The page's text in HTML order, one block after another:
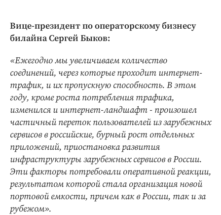
Вице-президент по операторскому бизнесу
билайна Сергей Быков:
«Ежегодно мы увеличиваем количество
соединений, через которые проходит интернет-
трафик, и их пропускную способность. В этом
году, кроме роста потребления трафика,
изменился и интернет-ландшафт - произошел
частичный переток пользователей из зарубежных
сервисов в российские, бурный рост отдельных
приложений, приостановка развития
инфраструктуры зарубежных сервисов в России.
Эти факторы потребовали оперативной реакции,
результатом которой стала организация новой
портовой емкости, причем как в России, так и за
рубежом».